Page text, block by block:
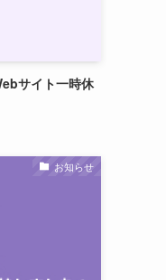
サイト一時休
お知らせ